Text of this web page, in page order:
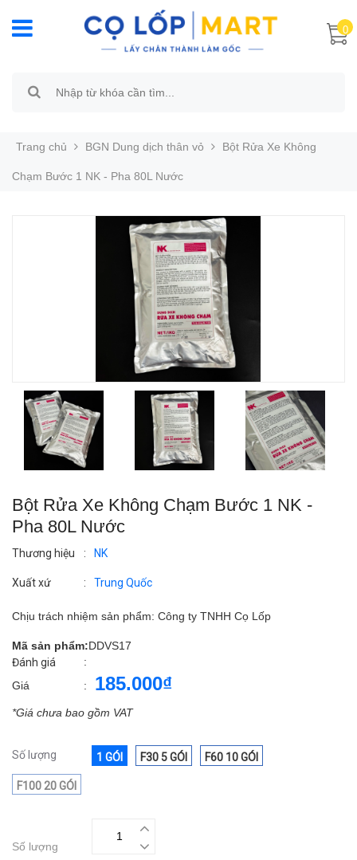
0
Trang chủ BGN Dung dịch thân vỏ Bột Rửa Xe Không
Chạm Bước 1 NK - Pha 80L Nước
Bột Rửa Xe Không Chạm Bước 1 NK -
Pha 80L Nước
Thương hiệu : NK
Xuất xứ : Trung Quốc
Chịu trách nhiệm sản phẩm: Công ty TNHH Cọ Lốp
Mã sản phẩm:DDVS17
Đánh giá
:
Giá
: 185.000₫
*Giá chưa bao gồm VAT
Số lượng 1 GÓI F30 5 GÓI F60 10 GÓI
F100 20 GÓI
Số lượng